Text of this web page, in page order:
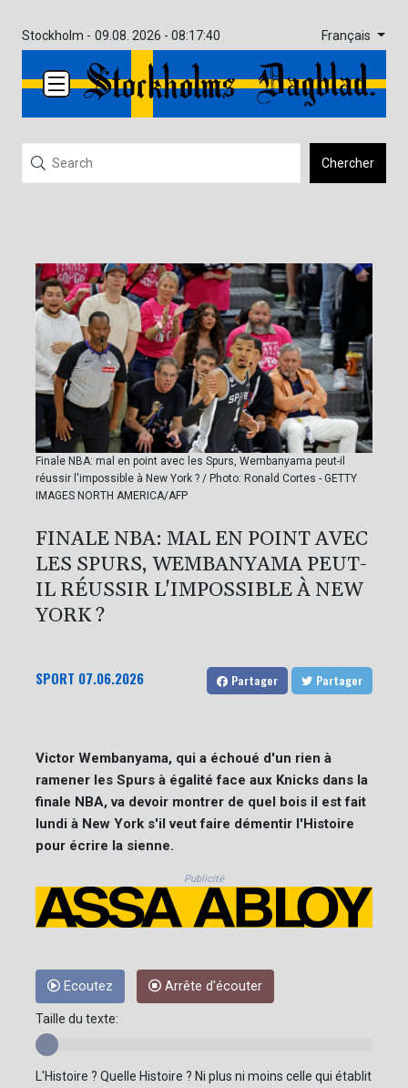
Stockholm - 09.08. 2026 - 08:17:40 Français
Chercher
Finale NBA: mal en point avec les Spurs, Wembanyama peut-il
réussir l'impossible à New York ? / Photo: Ronald Cortes - GETTY
IMAGES NORTH AMERICA/AFP
FINALE NBA: MAL EN POINT AVEC
LES SPURS, WEMBANYAMA PEUT-
IL RÉUSSIR L'IMPOSSIBLE À NEW
YORK ?
SPORT 07.06.2026 Partager Partager
Victor Wembanyama, qui a échoué d'un rien à
ramener les Spurs à égalité face aux Knicks dans la
finale NBA, va devoir montrer de quel bois il est fait
lundi à New York s'il veut faire démentir l'Histoire
pour écrire la sienne.
Publicité
Ecoutez Arrête d'écouter
Taille du texte:
L'Histoire ? Quelle Histoire ? Ni plus ni moins celle qui établit